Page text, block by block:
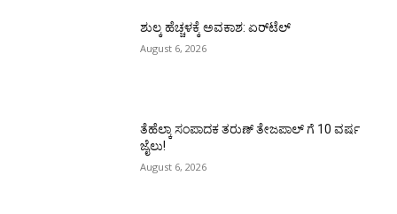
ಶುಲ್ಕ ಹೆಚ್ಚಳಕ್ಕೆ ಅವಕಾಶ: ಏರ್‌ಟೆಲ್
August 6, 2026
ತೆಹೆಲ್ಕಾ ಸಂಪಾದಕ ತರುಣ್ ತೇಜಪಾಲ್ ಗೆ 10 ವರ್ಷ
ಜೈಲು!
August 6, 2026